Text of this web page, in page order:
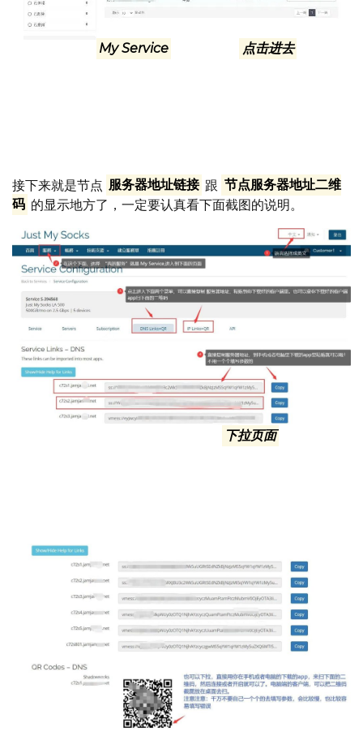
My Service 点击进去
接下来就是节点 服务器地址链接 跟 节点服务器地址二维
码 的显示地方了，一定要认真看下面截图的说明。
下拉页面